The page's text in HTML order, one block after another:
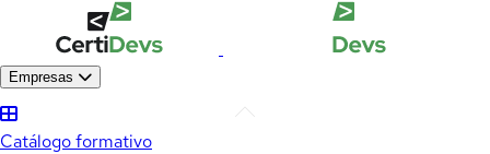
Empresas
Catálogo formativo